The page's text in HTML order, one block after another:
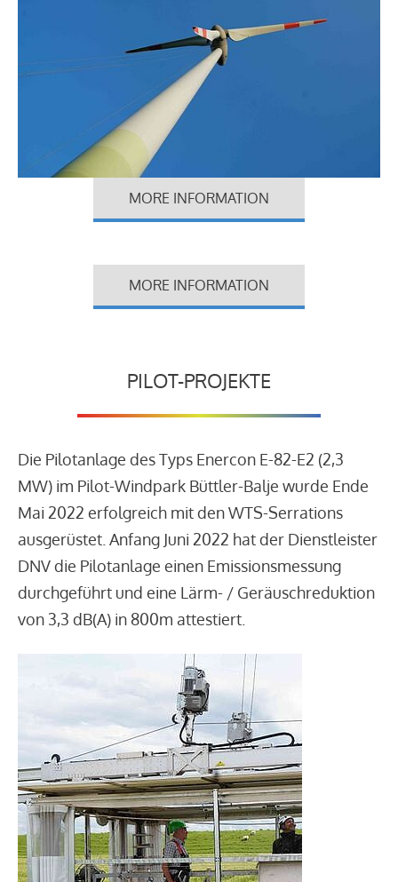
MORE INFORMATION
MORE INFORMATION
PILOT-PROJEKTE
Die Pilotanlage des Typs Enercon E-82-E2 (2,3
MW) im Pilot-Windpark Büttler-Balje wurde Ende
Mai 2022 erfolgreich mit den WTS-Serrations
ausgerüstet. Anfang Juni 2022 hat der Dienstleister
DNV die Pilotanlage einen Emissionsmessung
durchgeführt und eine Lärm- / Geräuschreduktion
von 3,3 dB(A) in 800m attestiert.